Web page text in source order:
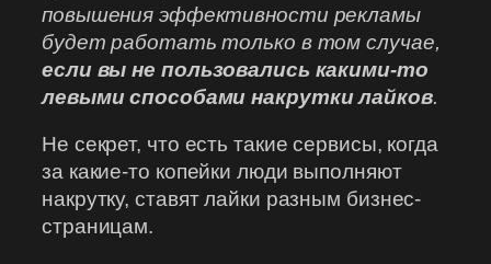
повышения эффективности рекламы
будет работать только в том случае,
если вы не пользовались какими-то
левыми способами накрутки лайков.
Не секрет, что есть такие сервисы, когда
за какие-то копейки люди выполняют
накрутку, ставят лайки разным бизнес-
страницам.